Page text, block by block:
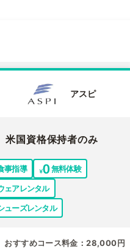
アスピ
米国資格保持者のみ
事指導
無料体験
ェアレンタル
ューズレンタル
おすすめコース料金 28,000円